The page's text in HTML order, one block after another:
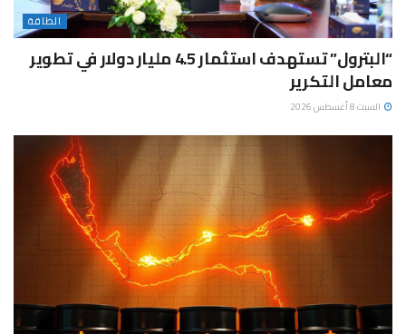
الطاقة
“البترول” تستهدف استثمار 4.5 مليار دولار في تطوير
معامل التكرير
السبت 8 أغسطس 2026